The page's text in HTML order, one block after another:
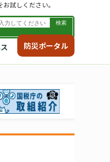
防災ポータル
お試しください。